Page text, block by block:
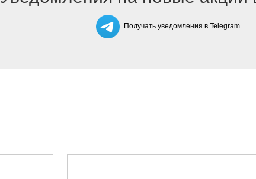
Получать уведомления в Telegram